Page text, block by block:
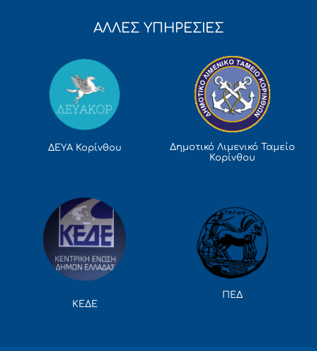
ΑΛΛΕΣ ΥΠΗΡΕΣΙΕΣ
ΔΕΥΑ Κορίνθου
Δημοτικό Λιμενικό Ταμείο
Κορίνθου
ΚΕΔΕ
ΠΕΔ